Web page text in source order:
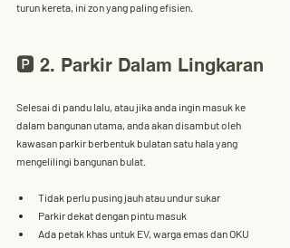
turun kereta, ini zon yang paling efisien.
🅿️ 2. Parkir Dalam Lingkaran
Selesai di pandu lalu, atau jika anda ingin masuk ke
dalam bangunan utama, anda akan disambut oleh
kawasan parkir berbentuk bulatan satu hala yang
mengelilingi bangunan bulat.
Tidak perlu pusing jauh atau undur sukar
Parkir dekat dengan pintu masuk
Ada petak khas untuk EV, warga emas dan OKU